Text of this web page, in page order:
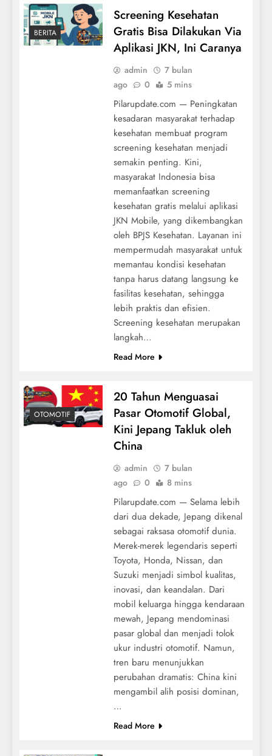
BERITA
Screening Kesehatan
Gratis Bisa Dilakukan Via
Aplikasi JKN, Ini Caranya
admin
7 bulan
ago
0 5 mins
Pilarupdate.com — Peningkatan
kesadaran masyarakat terhadap
kesehatan membuat program
screening kesehatan menjadi
semakin penting. Kini,
masyarakat Indonesia bisa
memanfaatkan screening
kesehatan gratis melalui aplikasi
JKN Mobile, yang dikembangkan
oleh BPJS Kesehatan. Layanan ini
mempermudah masyarakat untuk
memantau kondisi kesehatan
tanpa harus datang langsung ke
fasilitas kesehatan, sehingga
lebih praktis dan efisien.
Screening kesehatan merupakan
langkah…
Read More
OTOMOTIF
20 Tahun Menguasai
Pasar Otomotif Global,
Kini Jepang Takluk oleh
China
admin
7 bulan
ago
0 8 mins
Pilarupdate.com — Selama lebih
dari dua dekade, Jepang dikenal
sebagai raksasa otomotif dunia.
Merek-merek legendaris seperti
Toyota, Honda, Nissan, dan
Suzuki menjadi simbol kualitas,
inovasi, dan keandalan. Dari
mobil keluarga hingga kendaraan
mewah, Jepang mendominasi
pasar global dan menjadi tolok
ukur industri otomotif. Namun,
tren baru menunjukkan
perubahan dramatis: China kini
mengambil alih posisi dominan,
…
Read More